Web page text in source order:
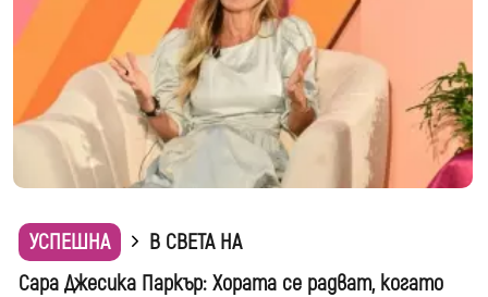
УСПЕШНА
В СВЕТА НА
Сара Джесика Паркър: Хората се радват, когато